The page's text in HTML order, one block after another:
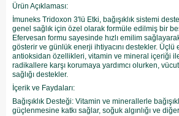
Ürün Açıklaması:
İmuneks Tridoxon 3'lü Etki, bağışıklık sistemi
genel sağlık için özel olarak formüle edilmiş bir
Efervesan formu sayesinde hızlı emilim
gösterir ve günlük enerji ihtiyacını destekler. Üçlü
antioksidan özellikleri, vitamin ve mineral içeriği
radikallere karşı korumaya yardımcı olurken,
sağlığı destekler.
İçerik ve Faydaları:
Bağışıklık Desteği: Vitamin ve minerallerle
güçlenmesine katkı sağlar, soğuk algınlığı ve